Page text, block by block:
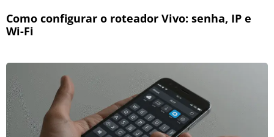
Como configurar o roteador Vivo: senha, IP e
Wi-Fi